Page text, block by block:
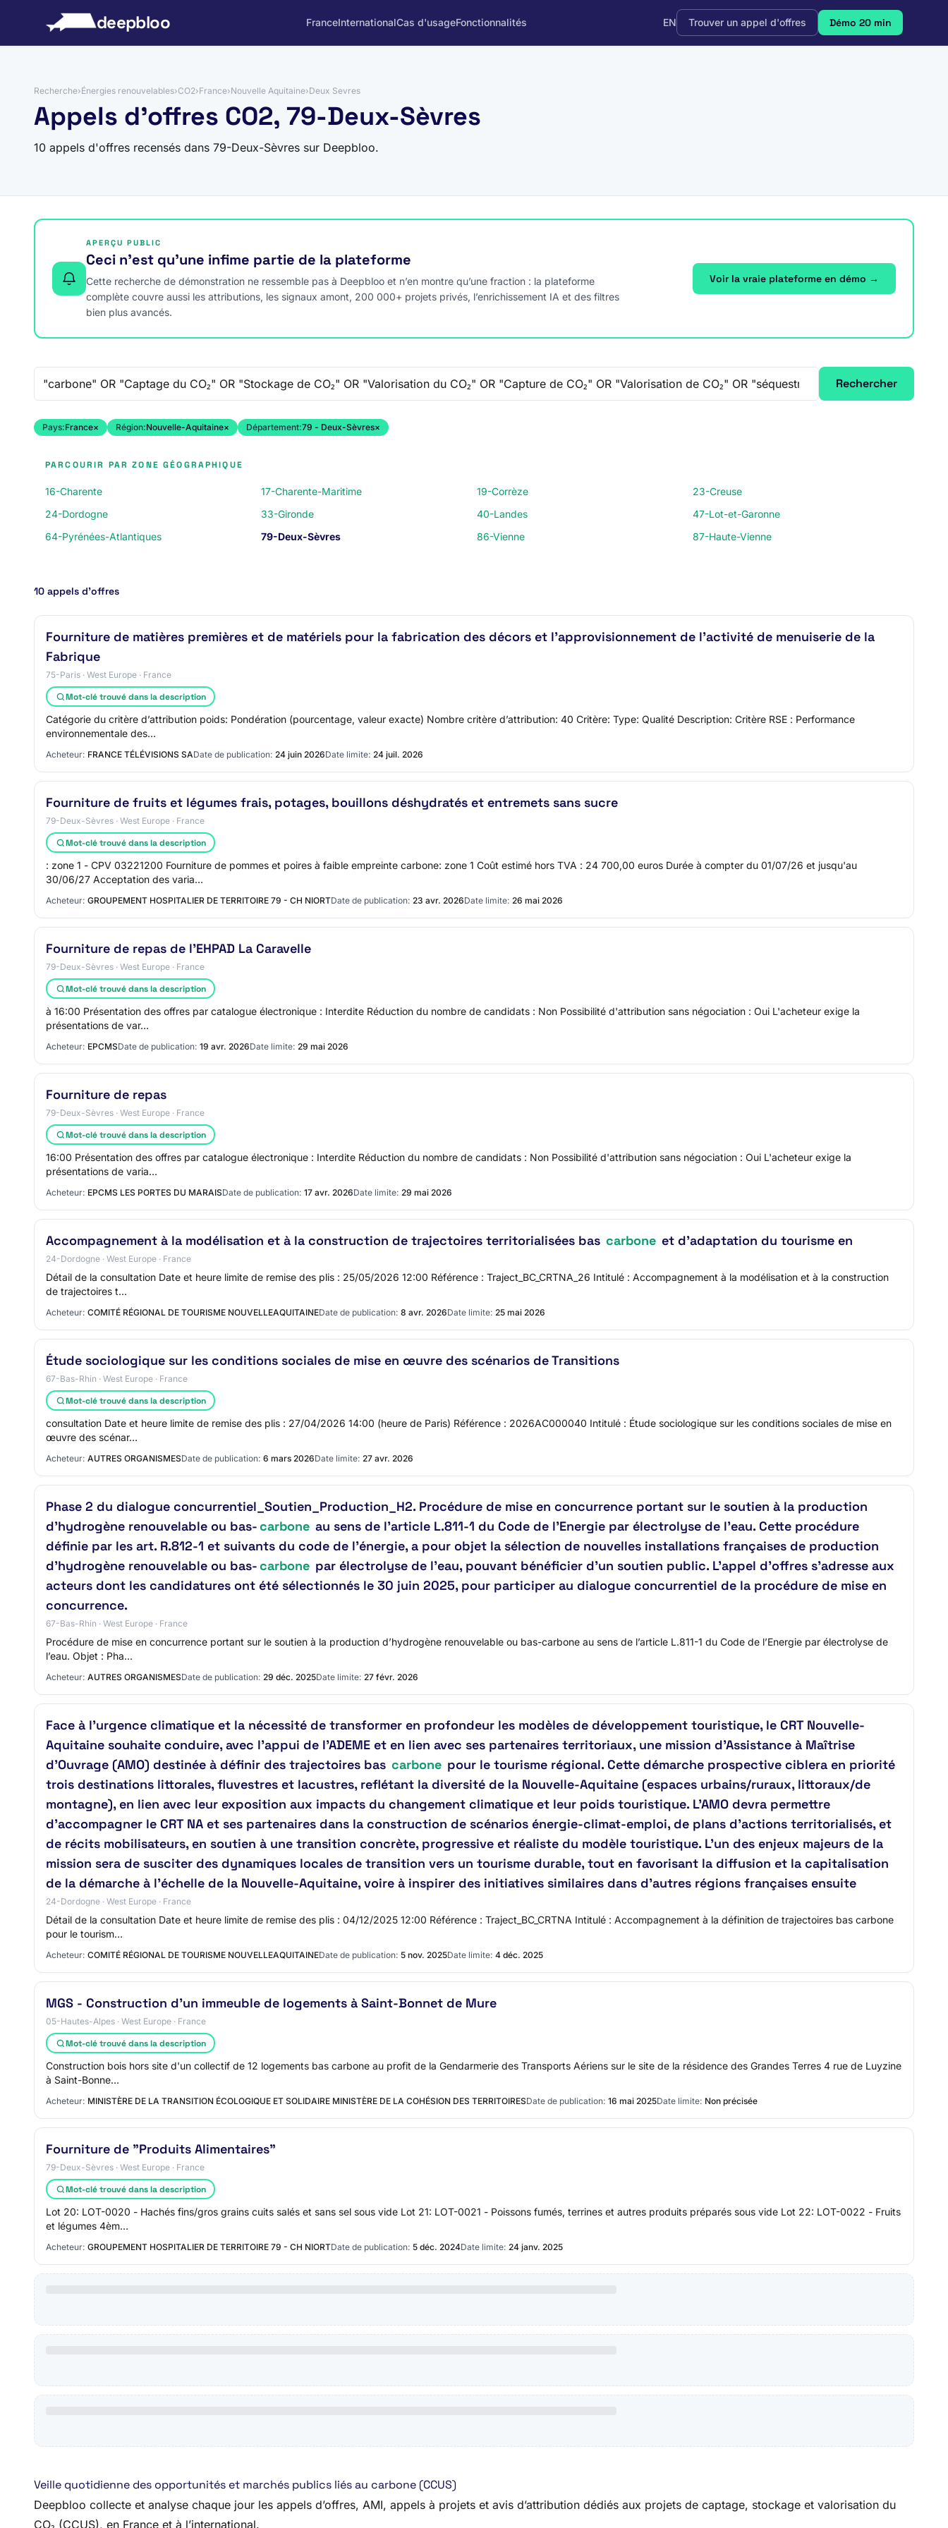
deepbloo FranceInternationalCas d'usageFonctionnalités EN Trouver un appel d'offres Démo 20 min
Recherche›Énergies renouvelables›CO2›France›Nouvelle Aquitaine›Deux Sevres
Appels d'offres CO2, 79-Deux-Sèvres
10 appels d'offres recensés dans 79-Deux-Sèvres sur Deepbloo.
APERÇU PUBLIC
Ceci n’est qu’une infime partie de la plateforme
Cette recherche de démonstration ne ressemble pas à Deepbloo et n’en montre qu’une fraction : la plateforme
complète couvre aussi les attributions, les signaux amont, 200 000+ projets privés, l’enrichissement IA et des filtres
bien plus avancés.
Voir la vraie plateforme en démo →
Rechercher
Pays:France× Région:Nouvelle-Aquitaine× Département:79 - Deux-Sèvres×
PARCOURIR PAR ZONE GÉOGRAPHIQUE
16-Charente 17-Charente-Maritime 19-Corrèze
23-Creuse
24-Dordogne
33-Gironde 40-Landes
47-Lot-et-Garonne
64-Pyrénées-Atlantiques
79-Deux-Sèvres 86-Vienne 87-Haute-Vienne
10 appels d’offres
Fourniture de matières premières et de matériels pour la fabrication des décors et l’approvisionnement de l’activité de menuiserie de la
Fabrique
75-Paris · West Europe · France
Mot-clé trouvé dans la description
Catégorie du critère d’attribution poids: Pondération (pourcentage, valeur exacte) Nombre critère d’attribution: 40 Critère: Type: Qualité Description: Critère RSE : Performance
environnementale des…
Acheteur: FRANCE TÉLÉVISIONS SADate de publication: 24 juin 2026Date limite: 24 juil. 2026
Fourniture de fruits et légumes frais, potages, bouillons déshydratés et entremets sans sucre
79-Deux-Sèvres · West Europe · France
Mot-clé trouvé dans la description
: zone 1 - CPV 03221200 Fourniture de pommes et poires à faible empreinte carbone: zone 1 Coût estimé hors TVA : 24 700,00 euros Durée à compter du 01/07/26 et jusqu'au
30/06/27 Acceptation des varia…
Acheteur: GROUPEMENT HOSPITALIER DE TERRITOIRE 79 - CH NIORTDate de publication: 23 avr. 2026Date limite: 26 mai 2026
Fourniture de repas de l'EHPAD La Caravelle
79-Deux-Sèvres · West Europe · France
Mot-clé trouvé dans la description
à 16:00 Présentation des offres par catalogue électronique : Interdite Réduction du nombre de candidats : Non Possibilité d'attribution sans négociation : Oui L'acheteur exige la
présentations de var…
Acheteur: EPCMSDate de publication: 19 avr. 2026Date limite: 29 mai 2026
Fourniture de repas
79-Deux-Sèvres · West Europe · France
Mot-clé trouvé dans la description
16:00 Présentation des offres par catalogue électronique : Interdite Réduction du nombre de candidats : Non Possibilité d'attribution sans négociation : Oui L'acheteur exige la
présentations de varia…
Acheteur: EPCMS LES PORTES DU MARAISDate de publication: 17 avr. 2026Date limite: 29 mai 2026
Accompagnement à la modélisation et à la construction de trajectoires territorialisées bas carbone et d’adaptation du tourisme en
24-Dordogne · West Europe · France
Détail de la consultation Date et heure limite de remise des plis : 25/05/2026 12:00 Référence : Traject_BC_CRTNA_26 Intitulé : Accompagnement à la modélisation et à la construction
de trajectoires t…
Acheteur: COMITÉ RÉGIONAL DE TOURISME NOUVELLEAQUITAINEDate de publication: 8 avr. 2026Date limite: 25 mai 2026
Étude sociologique sur les conditions sociales de mise en œuvre des scénarios de Transitions
67-Bas-Rhin · West Europe · France
Mot-clé trouvé dans la description
consultation Date et heure limite de remise des plis : 27/04/2026 14:00 (heure de Paris) Référence : 2026AC000040 Intitulé : Étude sociologique sur les conditions sociales de mise en
œuvre des scénar…
Acheteur: AUTRES ORGANISMESDate de publication: 6 mars 2026Date limite: 27 avr. 2026
Phase 2 du dialogue concurrentiel_Soutien_Production_H2. Procédure de mise en concurrence portant sur le soutien à la production
d’hydrogène renouvelable ou bas-carbone au sens de l’article L.811-1 du Code de l’Energie par électrolyse de l’eau. Cette procédure
définie par les art. R.812-1 et suivants du code de l’énergie, a pour objet la sélection de nouvelles installations françaises de production
d’hydrogène renouvelable ou bas-carbone par électrolyse de l'eau, pouvant bénéficier d’un soutien public. L'appel d'offres s'adresse aux
acteurs dont les candidatures ont été sélectionnés le 30 juin 2025, pour participer au dialogue concurrentiel de la procédure de mise en
concurrence.
67-Bas-Rhin · West Europe · France
Procédure de mise en concurrence portant sur le soutien à la production d’hydrogène renouvelable ou bas-carbone au sens de l’article L.811-1 du Code de l’Energie par électrolyse de
l’eau. Objet : Pha…
Acheteur: AUTRES ORGANISMESDate de publication: 29 déc. 2025Date limite: 27 févr. 2026
Face à l’urgence climatique et la nécessité de transformer en profondeur les modèles de développement touristique, le CRT Nouvelle-
Aquitaine souhaite conduire, avec l’appui de l’ADEME et en lien avec ses partenaires territoriaux, une mission d’Assistance à Maîtrise
d’Ouvrage (AMO) destinée à définir des trajectoires bas carbone pour le tourisme régional. Cette démarche prospective ciblera en priorité
trois destinations littorales, fluvestres et lacustres, reflétant la diversité de la Nouvelle-Aquitaine (espaces urbains/ruraux, littoraux/de
montagne), en lien avec leur exposition aux impacts du changement climatique et leur poids touristique. L’AMO devra permettre
d’accompagner le CRT NA et ses partenaires dans la construction de scénarios énergie-climat-emploi, de plans d’actions territorialisés, et
de récits mobilisateurs, en soutien à une transition concrète, progressive et réaliste du modèle touristique. L’un des enjeux majeurs de la
mission sera de susciter des dynamiques locales de transition vers un tourisme durable, tout en favorisant la diffusion et la capitalisation
de la démarche à l’échelle de la Nouvelle-Aquitaine, voire à inspirer des initiatives similaires dans d’autres régions françaises ensuite
24-Dordogne · West Europe · France
Détail de la consultation Date et heure limite de remise des plis : 04/12/2025 12:00 Référence : Traject_BC_CRTNA Intitulé : Accompagnement à la définition de trajectoires bas carbone
pour le tourism…
Acheteur: COMITÉ RÉGIONAL DE TOURISME NOUVELLEAQUITAINEDate de publication: 5 nov. 2025Date limite: 4 déc. 2025
MGS - Construction d'un immeuble de logements à Saint-Bonnet de Mure
05-Hautes-Alpes · West Europe · France
Mot-clé trouvé dans la description
Construction bois hors site d'un collectif de 12 logements bas carbone au profit de la Gendarmerie des Transports Aériens sur le site de la résidence des Grandes Terres 4 rue de Luyzine
à Saint-Bonne…
Acheteur: MINISTÈRE DE LA TRANSITION ÉCOLOGIQUE ET SOLIDAIRE MINISTÈRE DE LA COHÉSION DES TERRITOIRESDate de publication: 16 mai 2025Date limite: Non précisée
Fourniture de "Produits Alimentaires"
79-Deux-Sèvres · West Europe · France
Mot-clé trouvé dans la description
Lot 20: LOT-0020 - Hachés fins/gros grains cuits salés et sans sel sous vide Lot 21: LOT-0021 - Poissons fumés, terrines et autres produits préparés sous vide Lot 22: LOT-0022 - Fruits
et légumes 4èm…
Acheteur: GROUPEMENT HOSPITALIER DE TERRITOIRE 79 - CH NIORTDate de publication: 5 déc. 2024Date limite: 24 janv. 2025
Veille quotidienne des opportunités et marchés publics liés au carbone (CCUS)
Deepbloo collecte et analyse chaque jour les appels d’offres, AMI, appels à projets et avis d’attribution dédiés aux projets de captage, stockage et valorisation du
CO₂ (CCUS), en France et à l’international.